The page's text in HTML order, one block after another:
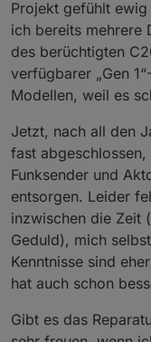
Projekt gefühlt
ich bereits mehrere
des berüchtigten
verfügbarer „Gen
Modellen, weil es
Jetzt, nach all den
fast
Funksender und
entsorgen. Leider
inzwischen die Zeit
Geduld), mich
Kenntnisse sind
hat auch schon
Gibt es das